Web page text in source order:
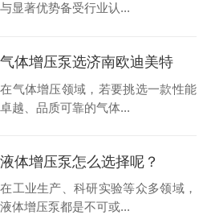
与显著优势备受行业认...
气体增压泵选济南欧迪美特
在气体增压领域，若要挑选一款性能
卓越、品质可靠的气体...
液体增压泵怎么选择呢？
在工业生产、科研实验等众多领域，
液体增压泵都是不可或...